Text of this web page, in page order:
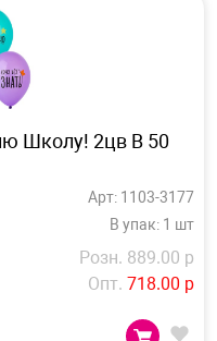
Школу! 2цв B 50
Арт: 1103-3177
В упак: 1 шт
Розн. 889.00 р
Опт. 718.00 р